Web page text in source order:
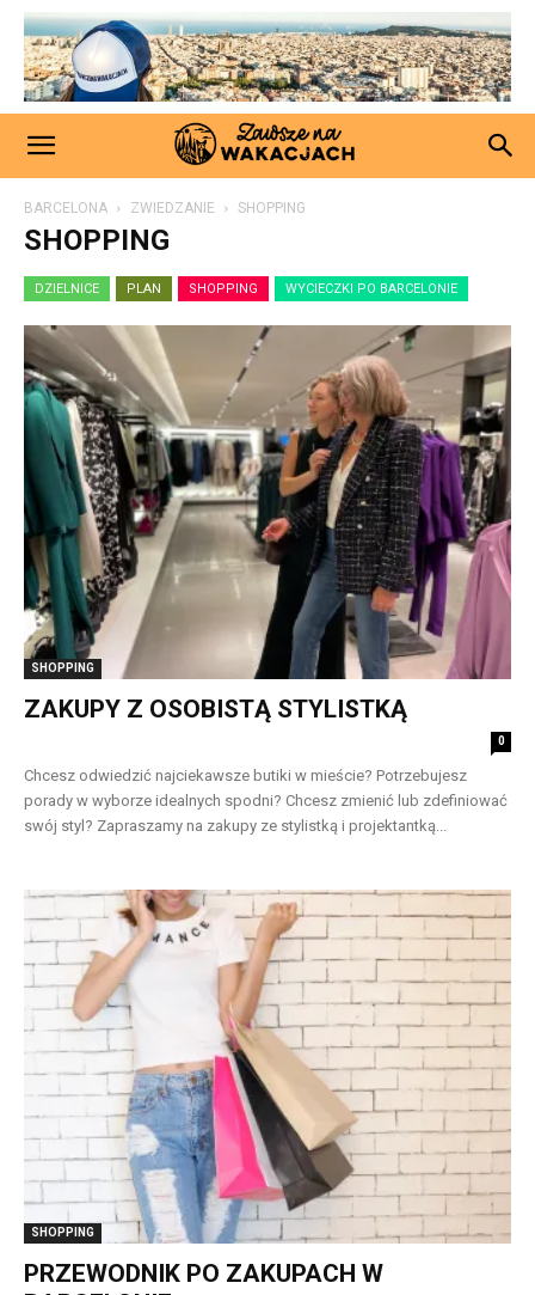
BARCELONA ZWIEDZANIE SHOPPING
SHOPPING
DZIELNICE PLAN SHOPPING WYCIECZKI PO BARCELONIE
SHOPPING
ZAKUPY Z OSOBISTĄ STYLISTKĄ
0
Chcesz odwiedzić najciekawsze butiki w mieście? Potrzebujesz
porady w wyborze idealnych spodni? Chcesz zmienić lub zdefiniować
swój styl? Zapraszamy na zakupy ze stylistką i projektantką...
SHOPPING
PRZEWODNIK PO ZAKUPACH W